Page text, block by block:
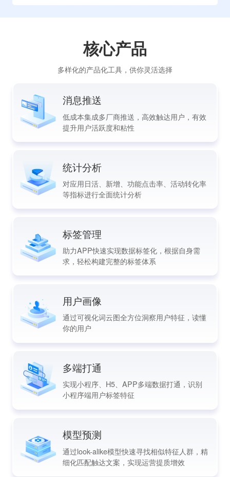
核心产品
多样化的产品化工具，供你灵活选择
消息推送
低成本集成多厂商推送，高效触达用户，有效
提升用户活跃度和粘性
统计分析
对应用日活、新增、功能点击率、活动转化率
等指标进行全面统计分析
标签管理
助力APP快速实现数据标签化，根据自身需
求，轻松构建完整的标签体系
用户画像
通过可视化词云图全方位洞察用户特征，读懂
你的用户
多端打通
实现小程序、H5、APP多端数据打通，识别
小程序端用户标签特征
模型预测
通过look-alike模型快速寻找相似特征人群，精
细化匹配触达文案，实现运营提质增效
>了解更多产品能力